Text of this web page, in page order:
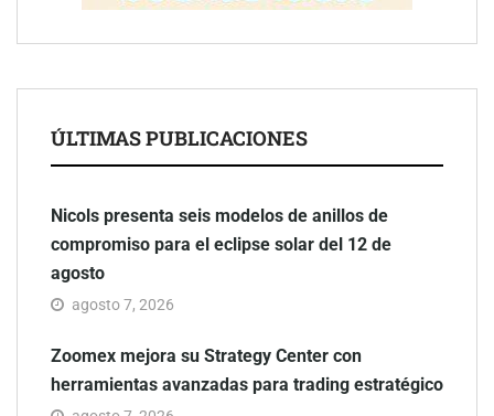
ÚLTIMAS PUBLICACIONES
Nicols presenta seis modelos de anillos de
compromiso para el eclipse solar del 12 de
agosto
agosto 7, 2026
Zoomex mejora su Strategy Center con
herramientas avanzadas para trading estratégico